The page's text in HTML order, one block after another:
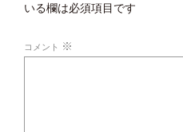
いる欄は必須項目です
コメント ※